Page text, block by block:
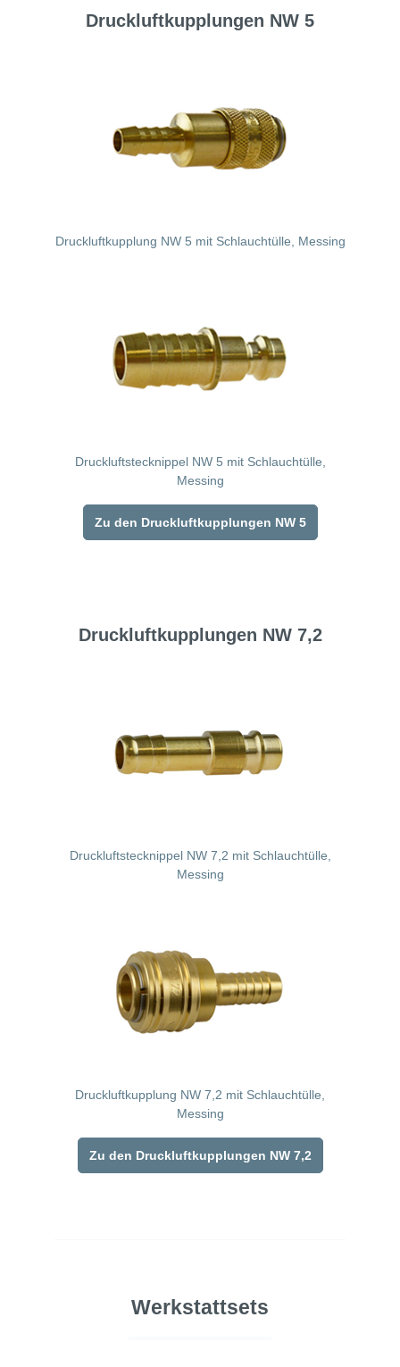
Druckluftkupplungen NW 5
Druckluftkupplung NW 5 mit Schlauchtülle, Messing
Druckluftstecknippel NW 5 mit Schlauchtülle,
Messing
Zu den Druckluftkupplungen NW 5
Druckluftkupplungen NW 7,2
Druckluftstecknippel NW 7,2 mit Schlauchtülle,
Messing
Druckluftkupplung NW 7,2 mit Schlauchtülle,
Messing
Zu den Druckluftkupplungen NW 7,2
Werkstattsets